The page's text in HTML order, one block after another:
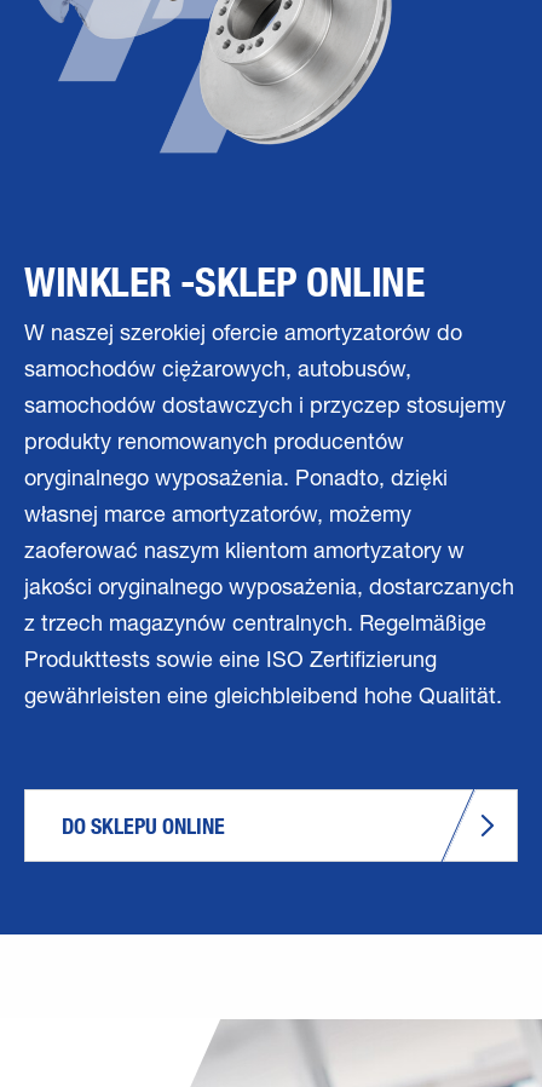
WINKLER -SKLEP ONLINE
W naszej szerokiej ofercie amortyzatorów do
samochodów ciężarowych, autobusów,
samochodów dostawczych i przyczep stosujemy
produkty renomowanych producentów
oryginalnego wyposażenia. Ponadto, dzięki
własnej marce amortyzatorów, możemy
zaoferować naszym klientom amortyzatory w
jakości oryginalnego wyposażenia, dostarczanych
z trzech magazynów centralnych. Regelmäßige
Produkttests sowie eine ISO Zertifizierung
gewährleisten eine gleichbleibend hohe Qualität.
DO SKLEPU ONLINE